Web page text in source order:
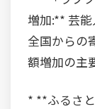
増加:** 芸能
全国からの
額増加の主
* **ふるさ